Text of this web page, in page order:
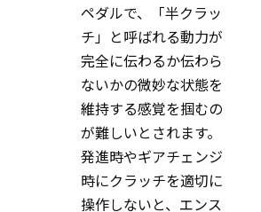
ペダルで、「半クラッ
チ」と呼ばれる動力が
完全に伝わるか伝わら
ないかの微妙な状態を
維持する感覚を掴むの
が難しいとされます。
発進時やギアチェンジ
時にクラッチを適切に
操作しないと、エンス